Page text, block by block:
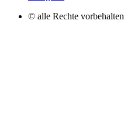
© alle Rechte vorbehalten